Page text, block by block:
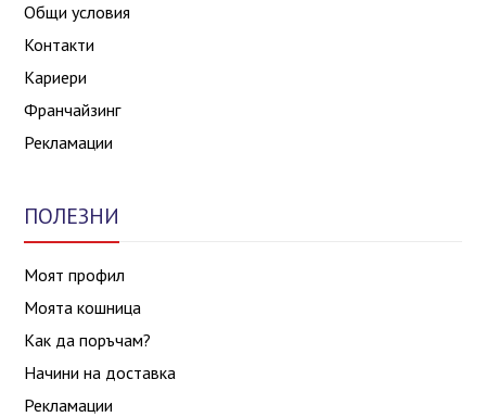
Общи условия
Контакти
Кариери
Франчайзинг
Рекламации
ПОЛЕЗНИ
Моят профил
Моята кошница
Как да поръчам?
Начини на доставка
Рекламации